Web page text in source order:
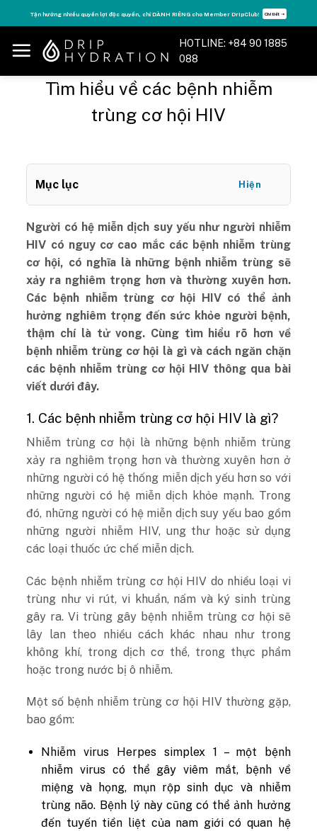
to
content
Tận hưởng nhiều quyền lợi độc quyền, chỉ DÀNH RIÊNG cho Member DripClub! Chi tiết ➝
HOTLINE: +84 90 1885
088
Tìm hiểu về các bệnh nhiễm
trùng cơ hội HIV
Mục lục Hiện
Người có hệ miễn dịch suy yếu như người nhiễm
HIV có nguy cơ cao mắc các bệnh nhiễm trùng
cơ hội, có nghĩa là những bệnh nhiễm trùng sẽ
xảy ra nghiêm trọng hơn và thường xuyên hơn.
Các bệnh nhiễm trùng cơ hội HIV có thể ảnh
hưởng nghiêm trọng đến sức khỏe người bệnh,
thậm chí là tử vong. Cùng tìm hiểu rõ hơn về
bệnh nhiễm trùng cơ hội là gì và cách ngăn chặn
các bệnh nhiễm trùng cơ hội HIV thông qua bài
viết dưới đây.
1. Các bệnh nhiễm trùng cơ hội HIV là gì?
Nhiễm trùng cơ hội là những bệnh nhiễm trùng
xảy ra nghiêm trọng hơn và thường xuyên hơn ở
những người có hệ thống miễn dịch yếu hơn so với
những người có hệ miễn dịch khỏe mạnh. Trong
đó, những người có hệ miễn dịch suy yếu bao gồm
những người nhiễm HIV, ung thư hoặc sử dụng
các loại thuốc ức chế miễn dịch.
Các bệnh nhiễm trùng cơ hội HIV do nhiều loại vi
trùng như vi rút, vi khuẩn, nấm và ký sinh trùng
gây ra. Vi trùng gây bệnh nhiễm trùng cơ hội sẽ
lây lan theo nhiều cách khác nhau như trong
không khí, trong dịch cơ thể, trong thực phẩm
hoặc trong nước bị ô nhiễm.
Một số bệnh nhiễm trùng cơ hội HIV thường gặp,
bao gồm:
Nhiễm virus Herpes simplex 1 – một bệnh
nhiễm virus có thể gây viêm mắt, bệnh về
miệng và họng, mụn rộp sinh dục và nhiễm
trùng não. Bệnh lý này cũng có thể ảnh hưởng
đến tuyến tiền liệt của nam giới có quan hệ